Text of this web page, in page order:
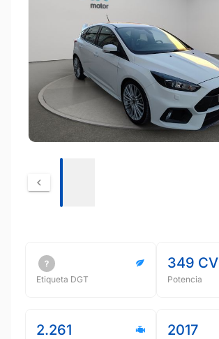
Etiqueta DGT
349 CV
Potencia
2.261 2017